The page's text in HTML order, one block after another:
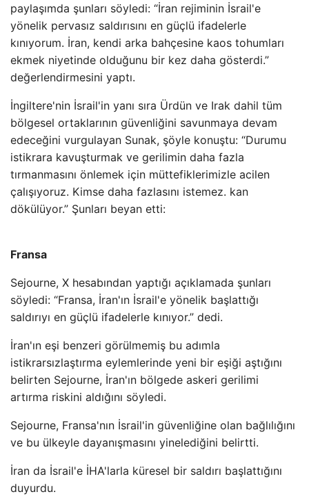
paylaşımda şunları söyledi: “İran rejiminin İsrail'e
yönelik pervasız saldırısını en güçlü ifadelerle
kınıyorum. İran, kendi arka bahçesine kaos tohumları
ekmek niyetinde olduğunu bir kez daha gösterdi.”
değerlendirmesini yaptı.
İngiltere'nin İsrail'in yanı sıra Ürdün ve Irak dahil tüm
bölgesel ortaklarının güvenliğini savunmaya devam
edeceğini vurgulayan Sunak, şöyle konuştu: “Durumu
istikrara kavuşturmak ve gerilimin daha fazla
tırmanmasını önlemek için müttefiklerimizle acilen
çalışıyoruz. Kimse daha fazlasını istemez. kan
dökülüyor.” Şunları beyan etti:
Fransa
Sejourne, X hesabından yaptığı açıklamada şunları
söyledi: “Fransa, İran'ın İsrail'e yönelik başlattığı
saldırıyı en güçlü ifadelerle kınıyor.” dedi.
İran'ın eşi benzeri görülmemiş bu adımla
istikrarsızlaştırma eylemlerinde yeni bir eşiği aştığını
belirten Sejourne, İran'ın bölgede askeri gerilimi
artırma riskini aldığını söyledi.
Sejourne, Fransa'nın İsrail'in güvenliğine olan bağlılığını
ve bu ülkeyle dayanışmasını yinelediğini belirtti.
İran da İsrail'e İHA'larla küresel bir saldırı başlattığını
duyurdu.